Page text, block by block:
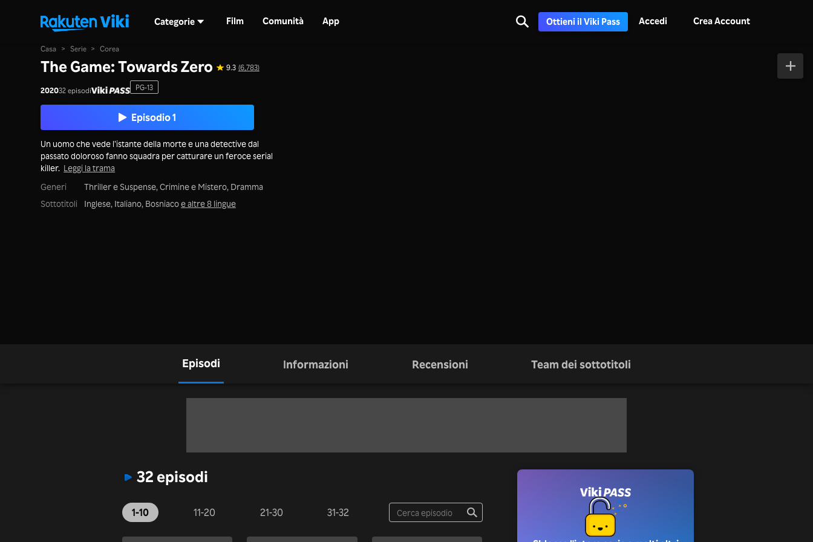
Categorie Film Comunità App Ottieni il Viki Pass Accedi Crea Account
Casa > Serie > Corea
The Game: Towards Zero 9.3 (6,783)
202032 episodi PG-13
Episodio 1
Un uomo che vede l’istante della morte e una detective dal
passato doloroso fanno squadra per catturare un feroce serial
killer. Leggi la trama
Generi
Thriller e Suspense, Crimine e Mistero, Dramma
Sottotitoli
Inglese, Italiano, Bosniacoe altre 8 lingue
Episodi Informazioni Recensioni Team dei sottotitoli
32 episodi
1-10 11-20 21-30 31-32